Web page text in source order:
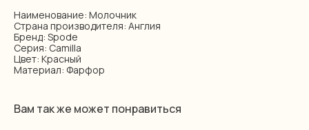
Наименование: Молочник
Страна производителя: Англия
Бренд: Spode
Серия: Camilla
Цвет: Красный
Материал: Фарфор
Вам так же может понравиться